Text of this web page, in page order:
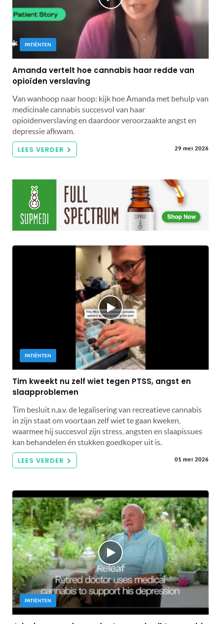
PATIËNTEN
Amanda vertelt hoe cannabis haar redde van
opioïden verslaving
Van wanhoop naar hoop: kijk hoe Amanda met behulp van
medicinale cannabis succesvol van haar
opioïdenverslaving en daardoor veroorzaakte angst en
depressie afkwam.
LEES VERDER 29 mei 2026
PATIËNTEN
Tim kweekt nu zelf wiet tegen PTSS, angst en
slaapproblemen
Tim besluit n.a.v. de legalisering van recreatieve cannabis
in zijn staat om voortaan zelf wiet te gaan kweken,
waarmee hij succesvol zijn stress, angsten en slaapissues
kan behandelen én stukken goedkoper uit is.
LEES VERDER 01 mei 2026
PATIËNTEN